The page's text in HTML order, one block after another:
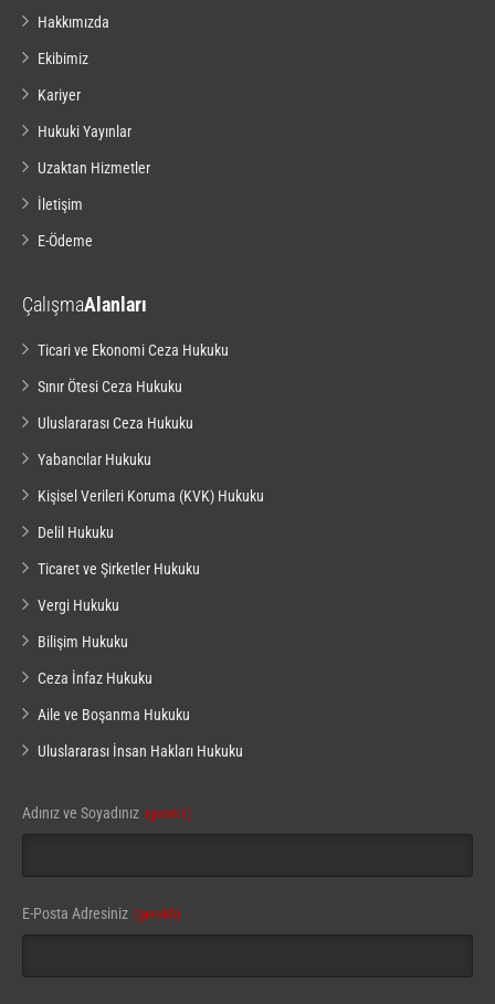
Hakkımızda
Ekibimiz
Kariyer
Hukuki Yayınlar
Uzaktan Hizmetler
İletişim
E-Ödeme
ÇalışmaAlanları
Ticari ve Ekonomi Ceza Hukuku
Sınır Ötesi Ceza Hukuku
Uluslararası Ceza Hukuku
Yabancılar Hukuku
Kişisel Verileri Koruma (KVK) Hukuku
Delil Hukuku
Ticaret ve Şirketler Hukuku
Vergi Hukuku
Bilişim Hukuku
Ceza İnfaz Hukuku
Aile ve Boşanma Hukuku
Uluslararası İnsan Hakları Hukuku
Adınız ve Soyadınız (gerekli)
E-Posta Adresiniz (gerekli)